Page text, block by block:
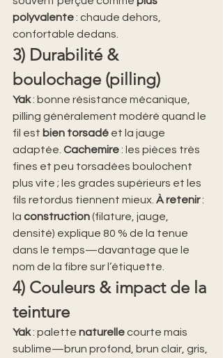
polyvalente : chaude dehors,
confortable dedans.
3) Durabilité &
boulochage (pilling)
Yak : bonne résistance mécanique,
pilling généralement modéré quand le
fil est bien torsadé et la jauge
adaptée. Cachemire : les pièces très
fines et peu torsadées boulochent
plus vite ; les grades supérieurs et les
fils retordus tiennent mieux. À retenir :
la construction (filature, jauge,
densité) explique 80 % de la tenue
dans le temps—davantage que le
nom de la fibre sur l’étiquette.
4) Couleurs & impact de la
teinture
Yak : palette naturelle courte mais
sublime—brun profond, brun clair, gris,